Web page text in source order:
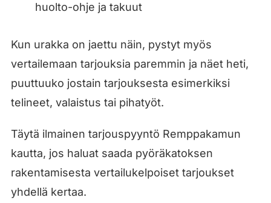
huolto-ohje ja takuut
Kun urakka on jaettu näin, pystyt myös
vertailemaan tarjouksia paremmin ja näet heti,
puuttuuko jostain tarjouksesta esimerkiksi
telineet, valaistus tai pihatyöt.
Täytä ilmainen tarjouspyyntö Remppakamun
kautta, jos haluat saada pyöräkatoksen
rakentamisesta vertailukelpoiset tarjoukset
yhdellä kertaa.